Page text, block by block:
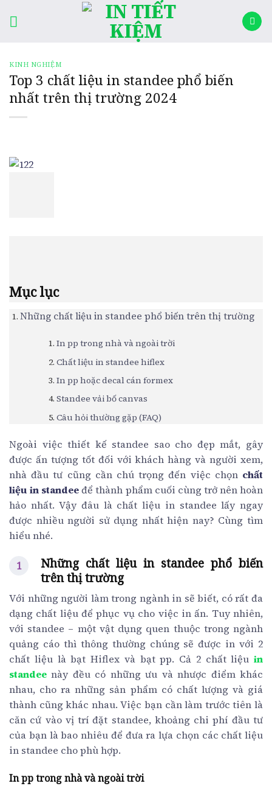
KINH NGHIỆM
Top 3 chất liệu in standee phổ biến
nhất trên thị trường 2024
Mục lục
Những chất liệu in standee phổ biến trên thị trường
In pp trong nhà và ngoài trời
Chất liệu in standee hiflex
In pp hoặc decal cán formex
Standee vải bố canvas
Câu hỏi thường gặp (FAQ)
Ngoài việc thiết kế standee sao cho đẹp mắt, gây
được ấn tượng tốt đối với khách hàng và người xem,
nhà đầu tư cũng cần chú trọng đến việc chọn chất
liệu in standeeđể thành phẩm cuối cùng trở nên hoàn
hảo nhất. Vậy đâu là chất liệu in standee lấy ngay
được nhiều người sử dụng nhất hiện nay? Cùng tìm
hiểu nhé.
Những chất liệu in standee phổ biến
trên thị trường
Với những người làm trong ngành in sẽ biết, có rất đa
dạng chất liệu để phục vụ cho việc in ấn. Tuy nhiên,
với standee – một vật dụng quen thuộc trong ngành
quảng cáo thì thông thường chúng sẽ được in với 2
chất liệu là bạt Hiflex và bạt pp. Cả 2 chất liệu in
standee này đều có những ưu và nhược điểm khác
nhau, cho ra những sản phẩm có chất lượng và giá
thành cũng khác nhau. Việc bạn cần làm trước tiên là
căn cứ vào vị trí đặt standee, khoảng chi phí đầu tư
của bạn là bao nhiêu để đưa ra lựa chọn các chất liệu
in standee cho phù hợp.
In pp trong nhà và ngoài trời
rocket